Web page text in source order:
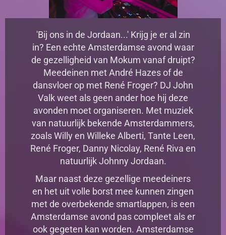
'Bij ons in de Jordaan...' Krijg je er al zin
in? Een echte Amsterdamse avond waar
de gezelligheid van Mokum vanaf druipt?
Meedeinen met André Hazes of de
dansvloer op met René Froger? DJ John
Valk weet als geen ander hoe hij deze
avonden moet organiseren. Met muziek
van natuurlijk bekende Amsterdammers,
zoals Willy en Willeke Alberti, Tante Leen,
René Froger, Danny Nicolay, René Riva en
natuurlijk Johnny Jordaan.
Maar naast deze gezellige meedeiners
en het uit volle borst mee kunnen zingen
met de overbekende smartlappen, is een
Amsterdamse avond pas compleet als er
ook gegeten kan worden. Amsterdamse